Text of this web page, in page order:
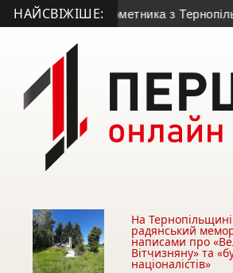
НАЙСВІЖІШЕ:
гранатометника з Тернопільщини:
На Тернопільщині
радянський
написами про
Вітчизняну» та
націоналістів»